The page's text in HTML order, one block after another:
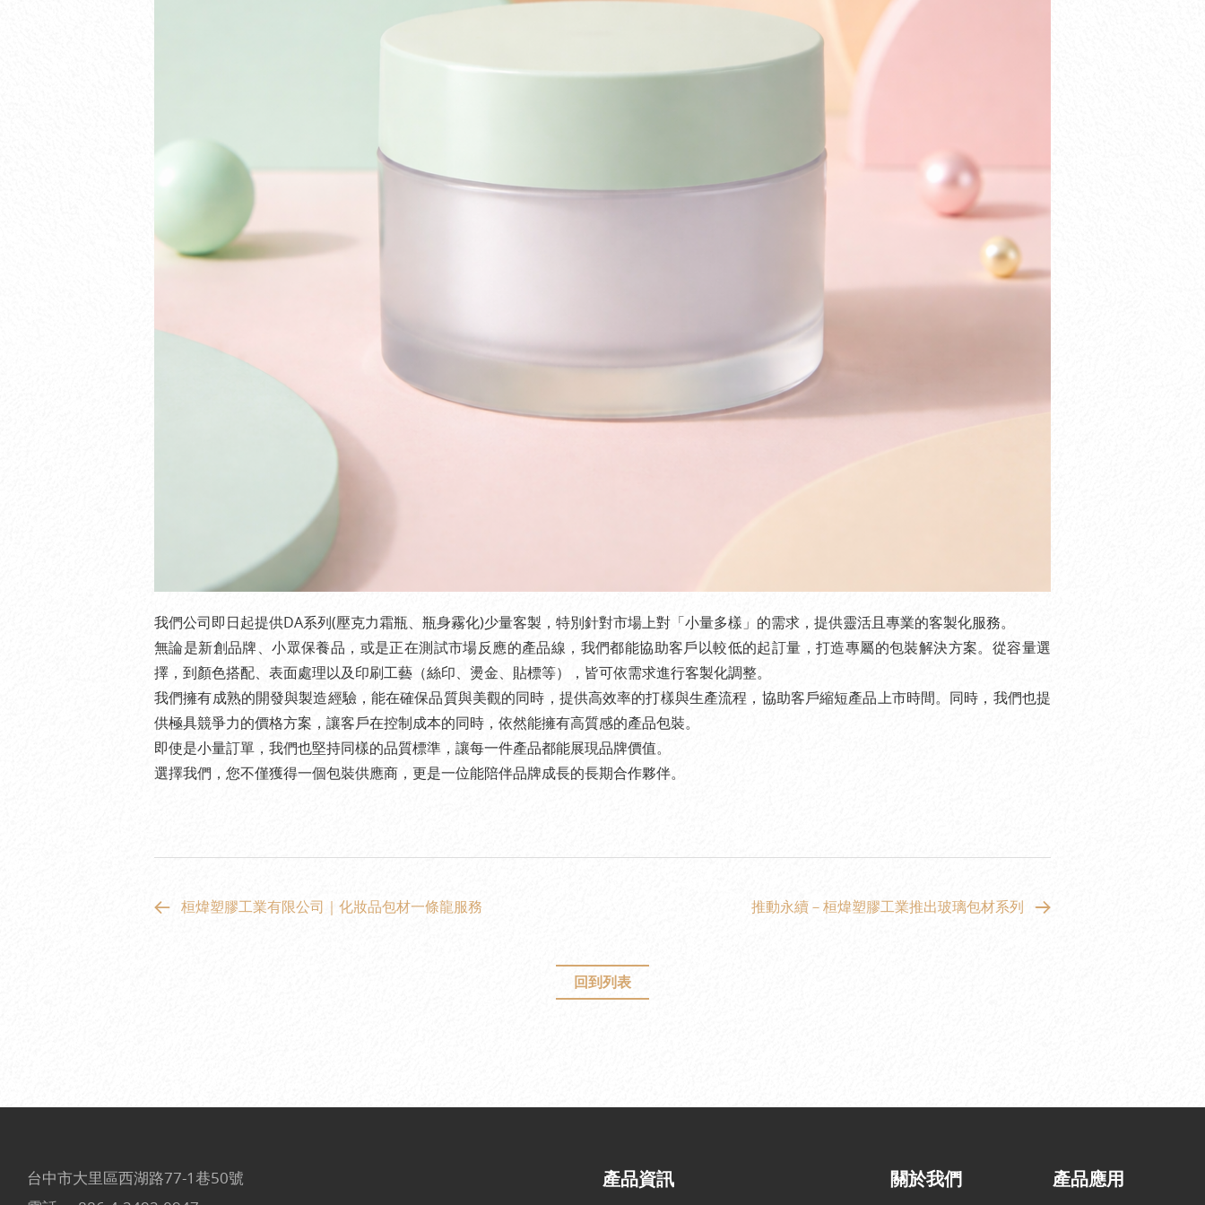
我們公司即日起提供DA系列(壓克力霜瓶、瓶身霧化)少量客製，特別針對市場上對「小量多樣」的需求，提供靈活且專業的客製化服務。
無論是新創品牌、小眾保養品，或是正在測試市場反應的產品線，我們都能協助客戶以較低的起訂量，打造專屬的包裝解決方案。從容量選
擇，到顏色搭配、表面處理以及印刷工藝（絲印、燙金、貼標等），皆可依需求進行客製化調整。
我們擁有成熟的開發與製造經驗，能在確保品質與美觀的同時，提供高效率的打樣與生產流程，協助客戶縮短產品上市時間。同時，我們也提
供極具競爭力的價格方案，讓客戶在控制成本的同時，依然能擁有高質感的產品包裝。
即使是小量訂單，我們也堅持同樣的品質標準，讓每一件產品都能展現品牌價值。
選擇我們，您不僅獲得一個包裝供應商，更是一位能陪伴品牌成長的長期合作夥伴。
桓煒塑膠工業有限公司｜化妝品包材一條龍服務 推動永續－桓煒塑膠工業推出玻璃包材系列
回到列表
產品資訊 關於我們 產品應用
台中市大里區西湖路77-1巷50號